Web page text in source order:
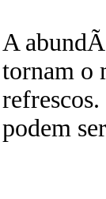
A
tornam o
podem